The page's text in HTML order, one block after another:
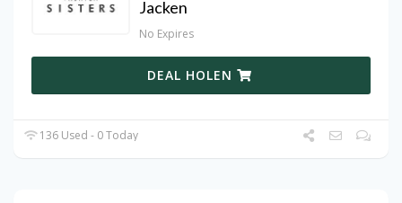
Jacken
No Expires
DEAL HOLEN
136 Used - 0 Today